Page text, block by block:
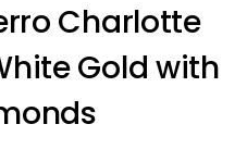
Charlotte
Gold with